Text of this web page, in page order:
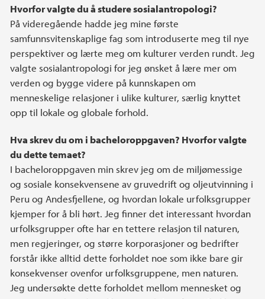
Hvorfor valgte du å studere sosialantropologi?
På videregående hadde jeg mine første
samfunnsvitenskaplige fag som introduserte meg til nye
perspektiver og lærte meg om kulturer verden rundt. Jeg
valgte sosialantropologi for jeg ønsket å lære mer om
verden og bygge videre på kunnskapen om
menneskelige relasjoner i ulike kulturer, særlig knyttet
opp til lokale og globale forhold.
Hva skrev du om i bacheloroppgaven? Hvorfor valgte
du dette temaet?
I bacheloroppgaven min skrev jeg om de miljømessige
og sosiale konsekvensene av gruvedrift og oljeutvinning i
Peru og Andesfjellene, og hvordan lokale urfolksgrupper
kjemper for å bli hørt. Jeg finner det interessant hvordan
urfolksgrupper ofte har en tettere relasjon til naturen,
men regjeringer, og større korporasjoner og bedrifter
forstår ikke alltid dette forholdet noe som ikke bare gir
konsekvenser ovenfor urfolksgruppene, men naturen.
Jeg undersøkte dette forholdet mellom mennesket og